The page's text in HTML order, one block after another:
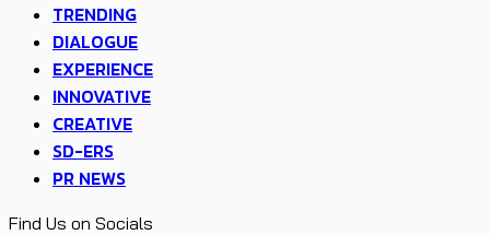
TRENDING
DIALOGUE
EXPERIENCE
INNOVATIVE
CREATIVE
SD-ERS
PR NEWS
Find Us on Socials